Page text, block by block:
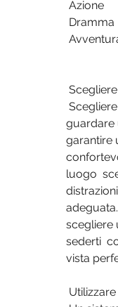
Azione
Dramma
guardare
garantire
luogo
scegliere
sederti
vista